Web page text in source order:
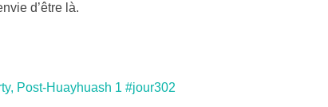
d’être là.
Post-Huayhuash 1 #jour302